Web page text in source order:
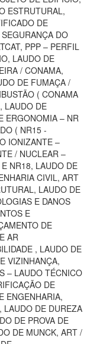
ESTRUTURAL,
DE
DO
PPP – PERFIL
LAUDO DE
/ CONAMA,
DE FUMAÇA /
( CONAMA
LAUDO DE
ERGONOMIA – NR
( NR15 -
IONIZANTE –
/ NUCLEAR –
NR18, LAUDO DE
CIVIL, ART
LAUDO DE
E DANOS
E
DE
AR
, LAUDO DE
VIZINHANÇA,
– LAUDO TÉCNICO
DE
ENGENHARIA,
LAUDO DE DUREZA
DE PROVA DE
DE MUNCK, ART /